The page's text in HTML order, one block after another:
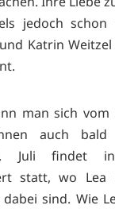
jedoch schon
Katrin
man sich vom
auch
Juli findet in
statt, wo Lea
sind. Wie